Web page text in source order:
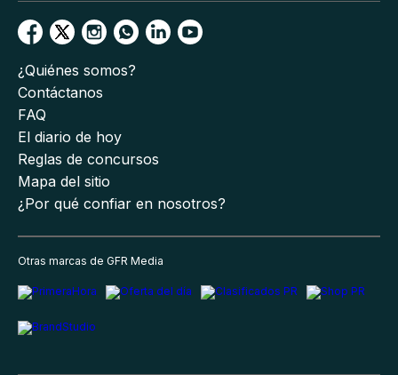
¿Quiénes somos?
Contáctanos
FAQ
El diario de hoy
Reglas de concursos
Mapa del sitio
¿Por qué confiar en nosotros?
Otras marcas de GFR Media